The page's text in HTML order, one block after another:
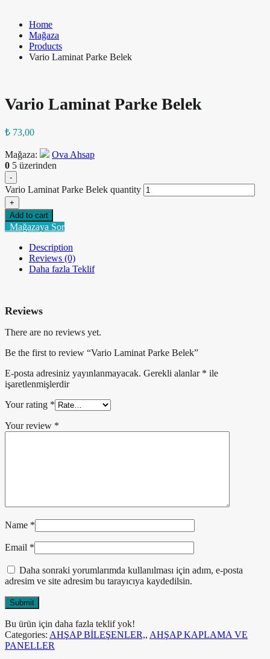
Home
Mağaza
Products
Vario Laminat Parke Belek
Vario Laminat Parke Belek
₺ 73,00
Mağaza:
Ova Ahsap
0 5 üzerinden
-
Vario Laminat Parke Belek quantity
+
Add to cart
Mağazaya Sor
Description
Reviews (0)
Daha fazla Teklif
Reviews
There are no reviews yet.
Be the first to review “Vario Laminat Parke Belek”
E-posta adresiniz yayınlanmayacak. Gerekli alanlar * ile
işaretlenmişlerdir
Your rating *
Your review *
Name *
Email *
Daha sonraki yorumlarımda kullanılması için adım, e-posta
adresim ve site adresim bu tarayıcıya kaydedilsin.
Bu ürün için daha fazla teklif yok!
Categories: AHŞAP BİLEŞENLER,, AHŞAP KAPLAMA VE
PANELLER